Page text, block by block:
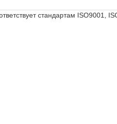
стандартам ISO9001,